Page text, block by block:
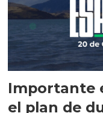
Importante
el plan de